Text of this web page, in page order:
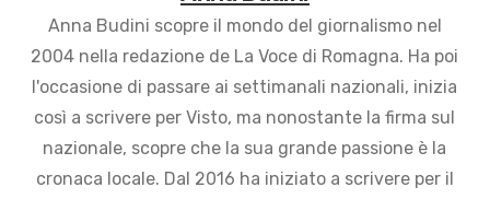
Anna Budini scopre il mondo del giornalismo nel
2004 nella redazione de La Voce di Romagna. Ha poi
l'occasione di passare ai settimanali nazionali, inizia
così a scrivere per Visto, ma nonostante la firma sul
nazionale, scopre che la sua grande passione è la
cronaca locale. Dal 2016 ha iniziato a scrivere per il